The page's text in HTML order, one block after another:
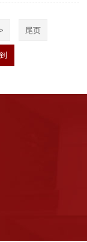
尾页